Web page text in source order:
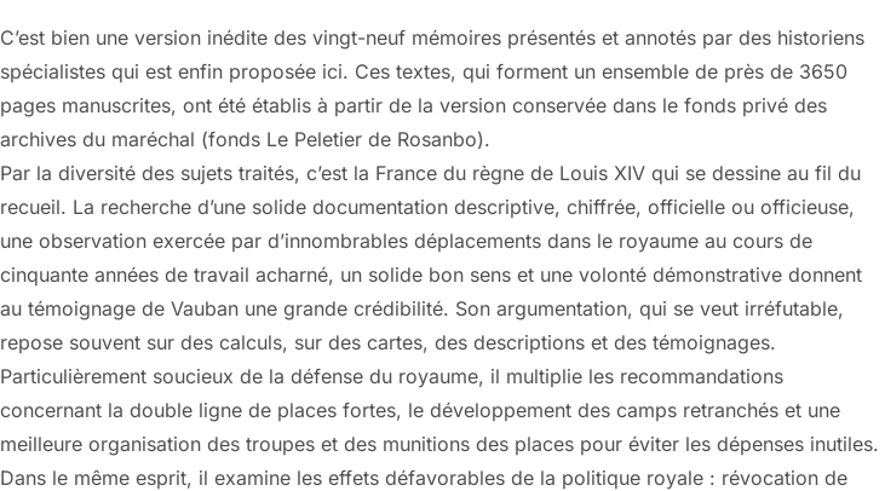
C’est bien une version inédite des vingt-neuf mémoires présentés et annotés par des historiens
spécialistes qui est enfin proposée ici. Ces textes, qui forment un ensemble de près de 3650
pages manuscrites, ont été établis à partir de la version conservée dans le fonds privé des
archives du maréchal (fonds Le Peletier de Rosanbo).
Par la diversité des sujets traités, c’est la France du règne de Louis XIV qui se dessine au fil du
recueil. La recherche d’une solide documentation descriptive, chiffrée, officielle ou officieuse,
une observation exercée par d’innombrables déplacements dans le royaume au cours de
cinquante années de travail acharné, un solide bon sens et une volonté démonstrative donnent
au témoignage de Vauban une grande crédibilité. Son argumentation, qui se veut irréfutable,
repose souvent sur des calculs, sur des cartes, des descriptions et des témoignages.
Particulièrement soucieux de la défense du royaume, il multiplie les recommandations
concernant la double ligne de places fortes, le développement des camps retranchés et une
meilleure organisation des troupes et des munitions des places pour éviter les dépenses inutiles.
Dans le même esprit, il examine les effets défavorables de la politique royale : révocation de